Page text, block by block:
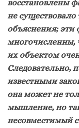
восстановлены
не существовало
объяснения; эти
многочисленны,
их объектом
Следовательно,
известными
она может не
мышление, но
несовместимый